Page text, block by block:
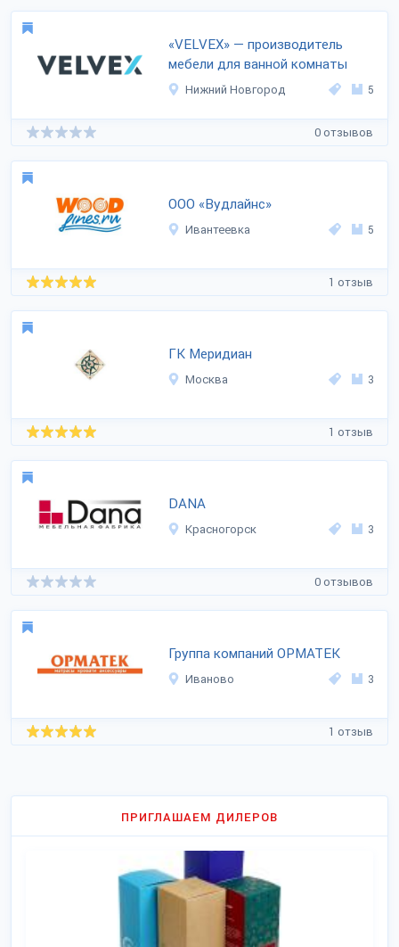
«VELVEX» — производитель
мебели для ванной комнаты
Нижний Новгород 5
0 отзывов
ООО «Вудлайнс»
Ивантеевка 5
1 отзыв
ГК Меридиан
Москва 3
1 отзыв
DANA
Красногорск 3
0 отзывов
Группа компаний ОРМАТЕК
Иваново 3
1 отзыв
ПРИГЛАШАЕМ ДИЛЕРОВ